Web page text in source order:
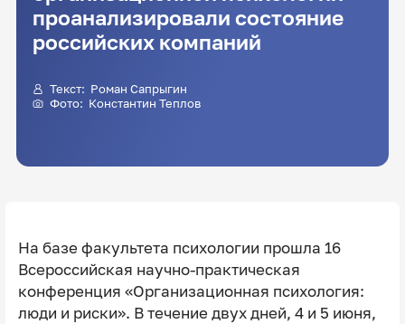
проанализировали состояние
российских компаний
Текст: Роман Сапрыгин
Фото: Константин Теплов
На базе факультета психологии прошла 16
Всероссийская научно-практическая
конференция «Организационная психология:
люди и риски». В течение двух дней, 4 и 5 июня,